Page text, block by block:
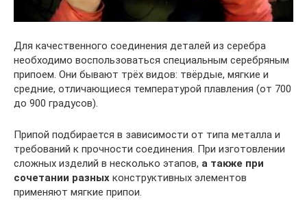
Для качественного соединения деталей из серебра
необходимо воспользоваться специальным серебряным
припоем. Они бывают трёх видов: твёрдые, мягкие и
средние, отличающиеся температурой плавления (от 700
до 900 градусов).
Припой подбирается в зависимости от типа металла и
требований к прочности соединения. При изготовлении
сложных изделий в несколько этапов, а также при
сочетании разных конструктивных элементов
применяют мягкие припои.